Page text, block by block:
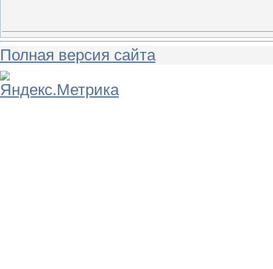
Полная версия сайта